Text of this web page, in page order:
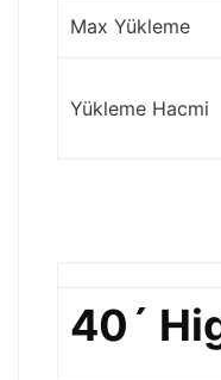
Max Yükleme
Yükleme Hacmi
40´